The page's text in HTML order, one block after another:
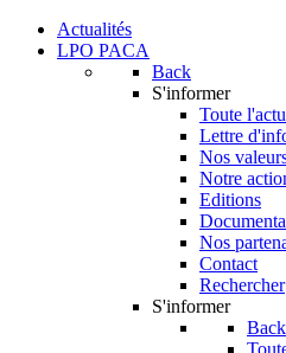
Actualités
LPO PACA
Back
S'informer
Toute
Lettre
Nos
Notre
Editions
Nos
Contact
Rechercher
S'informer
Back